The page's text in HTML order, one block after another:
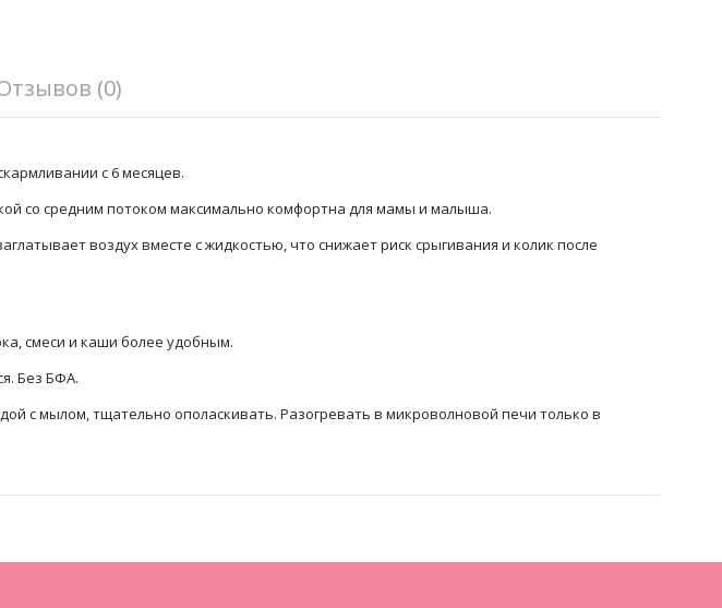
(0)
с 6 месяцев.
со средним потоком максимально комфортна для мамы и малыша.
воздух вместе с жидкостью, что снижает риск срыгивания и колик после
смеси и каши более удобным.
Без БФА.
с мылом, тщательно ополаскивать. Разогревать в микроволновой печи только в